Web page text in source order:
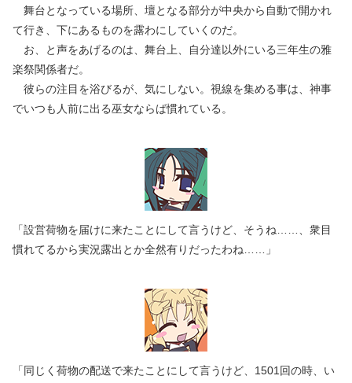
舞台となっている場所、壇となる部分が中央から自動で開かれ
て行き、下にあるものを露わにしていくのだ。
お、と声をあげるのは、舞台上、自分達以外にいる三年生の雅
楽祭関係者だ。
彼らの注目を浴びるが、気にしない。視線を集める事は、神事
でいつも人前に出る巫女ならば慣れている。
「設営荷物を届けに来たことにして言うけど、そうね……、衆目
慣れてるから実況露出とか全然有りだったわね……」
「同じく荷物の配送で来たことにして言うけど、1501回の時、い